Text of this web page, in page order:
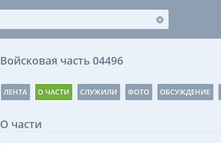
Войсковая часть 04496
ЛЕНТА О ЧАСТИ СЛУЖИЛИ ФОТО ОБСУЖДЕНИЕ
О части